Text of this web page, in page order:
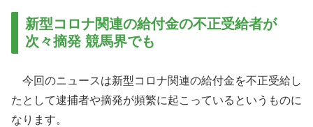
新型コロナ関連の給付金の不正受給者が
次々摘発 競馬界でも
今回のニュースは新型コロナ関連の給付金を不正受給し
たとして逮捕者や摘発が頻繁に起こっているというものに
なります。